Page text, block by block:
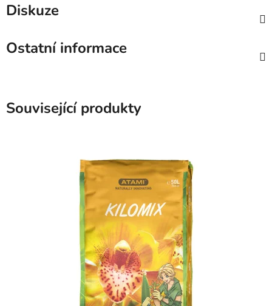
Diskuze
Ostatní informace
Související produkty